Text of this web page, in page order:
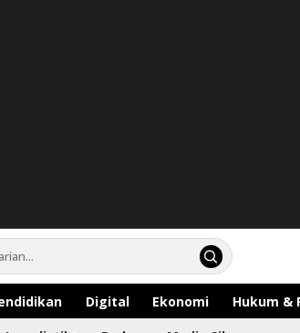
Digital Ekonomi Hukum &